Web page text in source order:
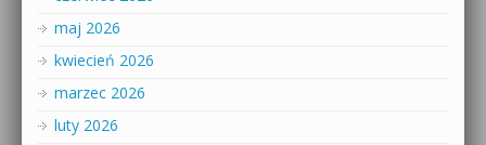
maj 2026
kwiecień 2026
marzec 2026
luty 2026